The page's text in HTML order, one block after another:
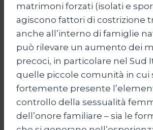
matrimoni forzati (isolati e
agiscono fattori di costrizione
anche all’interno di famiglie
può rilevare un aumento dei
precoci, in particolare nel Sud
quelle piccole comunità in cui
fortemente presente
controllo della sessualità
dell’onore familiare – sia le